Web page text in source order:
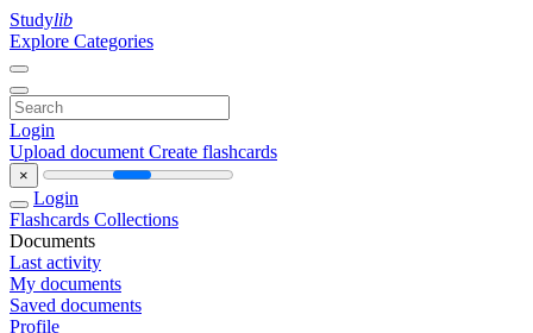
Studylib
Explore Categories
Login
Upload document Create flashcards
×
Login
Flashcards Collections
Documents
Last activity
My documents
Saved documents
Profile